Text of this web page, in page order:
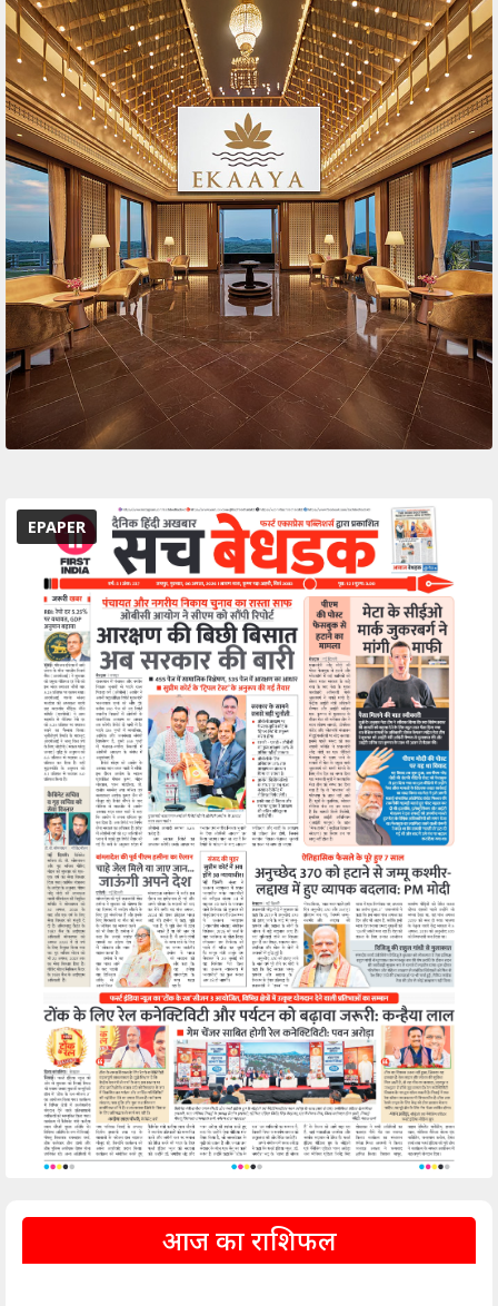
EPAPER
आज का राशिफल